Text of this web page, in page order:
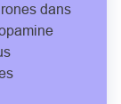
dans